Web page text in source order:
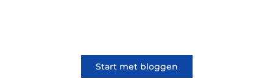
Start met bloggen